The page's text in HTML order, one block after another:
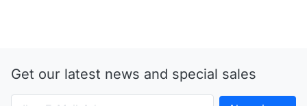
Get our latest news and special sales